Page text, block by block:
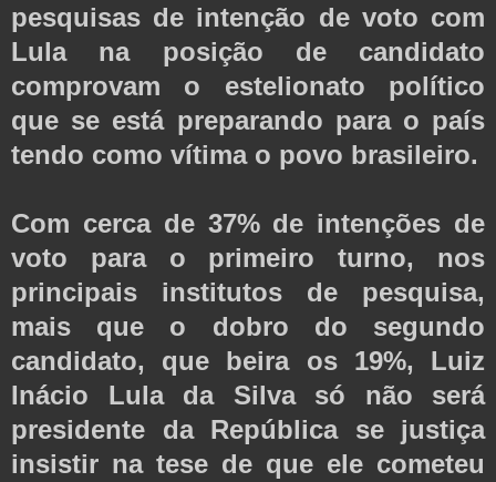
pesquisas de intenção de voto com
Lula na posição de candidato
comprovam o estelionato político
que se está preparando para o país
tendo como vítima o povo brasileiro.
Com cerca de 37% de intenções de
voto para o primeiro turno, nos
principais institutos de pesquisa,
mais que o dobro do segundo
candidato, que beira os 19%, Luiz
Inácio Lula da Silva só não será
presidente da República se justiça
insistir na tese de que ele cometeu